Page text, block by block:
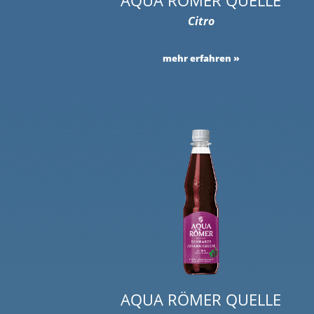
Citro
mehr erfahren
AQUA RÖMER QUELLE